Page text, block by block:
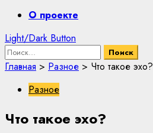
PrimaryО проекте
Light/Dark Button
Найти:
Главная > Разное > Что такое эхо?
Разное
Что такое эхо?